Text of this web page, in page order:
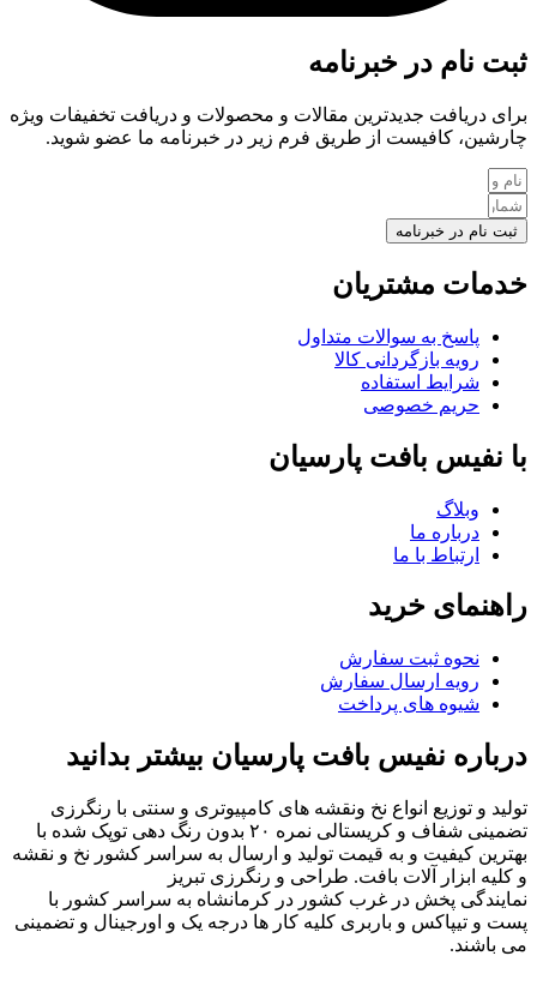
ثبت نام در خبرنامه
برای دریافت جدیدترین مقالات و محصولات و دریافت تخفیفات ویژه
چارشین، کافیست از طریق فرم زیر در خبرنامه ما عضو شوید.
ثبت نام در خبرنامه
خدمات مشتریان
پاسخ به سوالات متداول
رویه بازگردانی کالا
شرایط استفاده
حریم خصوصی
با نفیس بافت پارسیان
وبلاگ
درباره ما
ارتباط با ما
راهنمای خرید
نحوه ثبت سفارش
رویه ارسال سفارش
شیوه های پرداخت
درباره نفیس بافت پارسیان بیشتر بدانید
تولید و توزیع انواع نخ ونقشه های کامپیوتری و سنتی با رنگرزی
تضمینی شفاف و کریستالی نمره ۲۰ بدون رنگ دهی توپک شده با
بهترین کیفیت و به قیمت تولید و ارسال به سراسر کشور نخ و نقشه
و کلیه ابزار آلات بافت. طراحی و رنگرزی تبریز
نمایندگی پخش در غرب کشور در کرمانشاه به سراسر کشور با
پست و تیپاکس و باربری کلیه کار ها درجه یک و اورجینال و تضمینی
می باشند.